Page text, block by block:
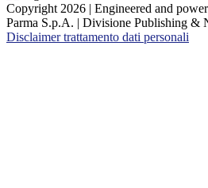
Copyright 2026 | Engineered and
Parma S.p.A. | Divisione Publishing &
Disclaimer trattamento dati personali